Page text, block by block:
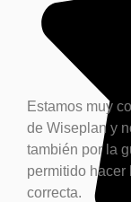
Estamos muy
de Wiseplan y
también por la
permitido hacer
correcta.